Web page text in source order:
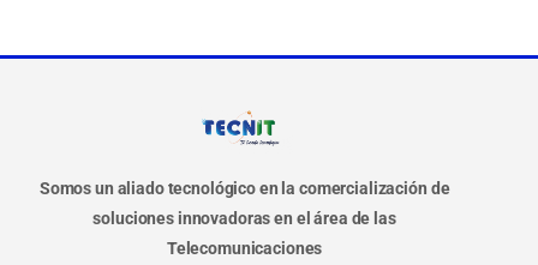
Somos un aliado tecnológico en la comercialización de
soluciones innovadoras en el área de las
Telecomunicaciones